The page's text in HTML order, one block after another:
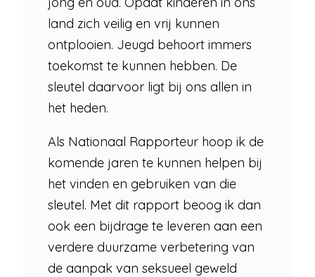
land zich veilig en vrij kunnen
ontplooien. Jeugd behoort immers
toekomst te kunnen hebben. De
sleutel daarvoor ligt bij ons allen in
het heden.
Als Nationaal Rapporteur hoop ik de
komende jaren te kunnen helpen bij
het vinden en gebruiken van die
sleutel. Met dit rapport beoog ik dan
ook een bijdrage te leveren aan een
verdere duurzame verbetering van
de aanpak van seksueel geweld